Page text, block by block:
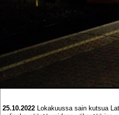
25.10.2022 Lokakuussa sain kutsua